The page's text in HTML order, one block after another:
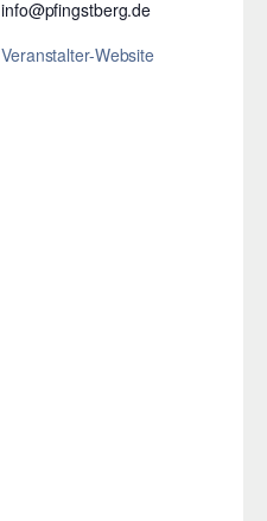
info@pfingstberg.de
Veranstalter-Website